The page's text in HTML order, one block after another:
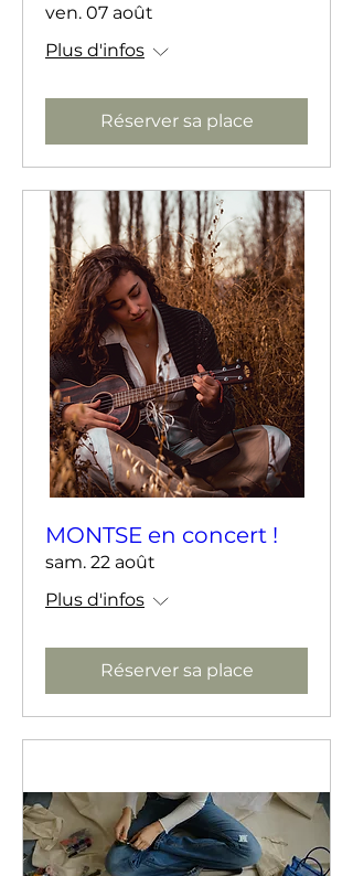
ven. 07 août
Plus d'infos
Réserver sa place
MONTSE en concert !
sam. 22 août
Plus d'infos
Réserver sa place